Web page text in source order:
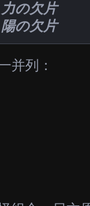
の欠片
の欠片
并列：